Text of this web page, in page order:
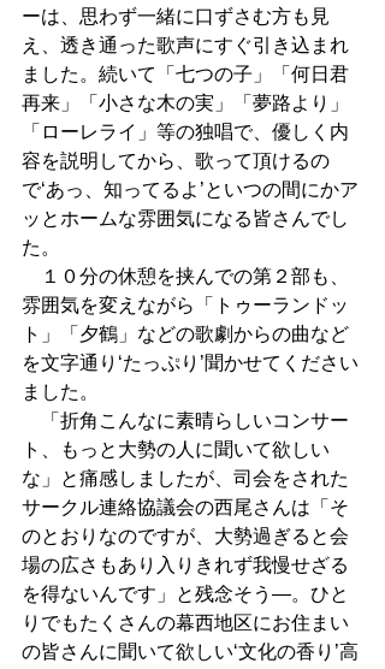
ーは、思わず一緒に口ずさむ方も見
え、透き通った歌声にすぐ引き込まれ
ました。続いて「七つの子」「何日君
再来」「小さな木の実」「夢路より」
「ローレライ」等の独唱で、優しく内
容を説明してから、歌って頂けるの
で‘あっ、知ってるよ’といつの間にかア
ッとホームな雰囲気になる皆さんでし
た。
１０分の休憩を挟んでの第２部も、
雰囲気を変えながら「トゥーランドッ
ト」「夕鶴」などの歌劇からの曲など
を文字通り‘たっぷり’聞かせてください
ました。
「折角こんなに素晴らしいコンサー
ト、もっと大勢の人に聞いて欲しい
な」と痛感しましたが、司会をされた
サークル連絡協議会の西尾さんは「そ
のとおりなのですが、大勢過ぎると会
場の広さもあり入りきれず我慢せざる
を得ないんです」と残念そう―。ひと
りでもたくさんの幕西地区にお住まい
の皆さんに聞いて欲しい‘文化の香り’高